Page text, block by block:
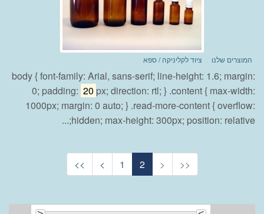
המוצרים שלנו ציוד לקליניקה / ספא
body { font-family: Arial, sans-serif; line-height: 1.6; margin:
0; padding: 20 px; direction: rtl; } .content { max-width:
1000px; margin: 0 auto; } .read-more-content { overflow:
hidden; max-height: 300px; position: relative;...
<< < 1 2 > >>